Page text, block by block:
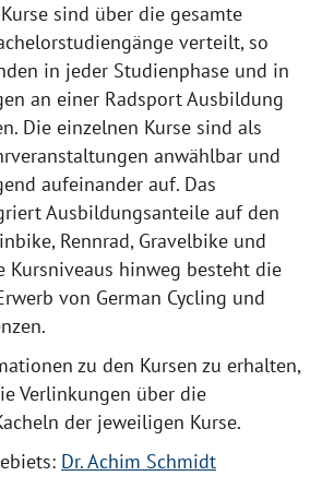
Kurse sind über die gesamte
verteilt, so
in jeder Studienphase und in
an einer Radsport Ausbildung
Die einzelnen Kurse sind als
anwählbar und
aufeinander auf. Das
Ausbildungsanteile auf den
Rennrad, Gravelbike und
Kursniveaus hinweg besteht die
von German Cycling und
zu den Kursen zu erhalten,
Verlinkungen über die
der jeweiligen Kurse.
Dr. Achim Schmidt